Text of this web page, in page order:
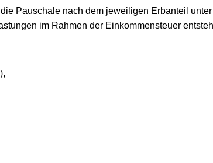
Pauschale nach dem jeweiligen Erbanteil
im Rahmen der Einkommensteuer